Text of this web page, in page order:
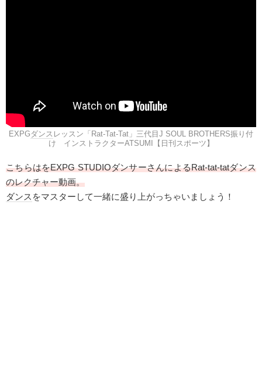
EXPG ダンス レッスン「Rat-Tat-Tat」三代目J SOUL BROTHERS振り付
け インストラクターATSUMI【日刊スポーツ】
こちらはをEXPG STUDIOダンサーさんによるRat-tat-tatダンス
のレクチャー動画。
ダンス をマスターして一緒に盛り上がっちゃいましょう！